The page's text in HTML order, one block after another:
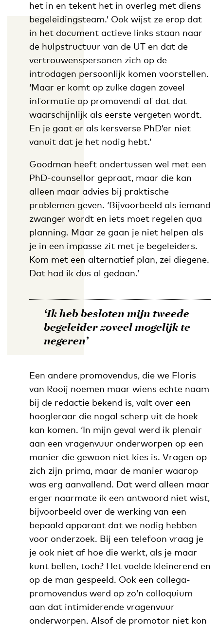
het in en tekent het in overleg met diens
begeleidingsteam.’ Ook wijst ze erop dat
in het document actieve links staan naar
de hulpstructuur van de UT en dat de
vertrouwenspersonen zich op de
introdagen persoonlijk komen voorstellen.
‘Maar er komt op zulke dagen zoveel
informatie op promovendi af dat dat
waarschijnlijk als eerste vergeten wordt.
En je gaat er als kersverse PhD’er niet
vanuit dat je het nodig hebt.’
Goodman heeft ondertussen wel met een
PhD-counsellor gepraat, maar die kan
alleen maar advies bij praktische
problemen geven. ‘Bijvoorbeeld als iemand
zwanger wordt en iets moet regelen qua
planning. Maar ze gaan je niet helpen als
je in een impasse zit met je begeleiders.
Kom met een alternatief plan, zei diegene.
Dat had ik dus al gedaan.’
‘Ik heb besloten mijn tweede
begeleider zoveel mogelijk te
negeren’
Een andere promovendus, die we Floris
van Rooij noemen maar wiens echte naam
bij de redactie bekend is, valt over een
hoogleraar die nogal scherp uit de hoek
kan komen. ‘In mijn geval werd ik plenair
aan een vragenvuur onderworpen op een
manier die gewoon niet kies is. Vragen op
zich zijn prima, maar de manier waarop
was erg aanvallend. Dat werd alleen maar
erger naarmate ik een antwoord niet wist,
bijvoorbeeld over de werking van een
bepaald apparaat dat we nodig hebben
voor onderzoek. Bij een telefoon vraag je
je ook niet af hoe die werkt, als je maar
kunt bellen, toch? Het voelde kleinerend en
op de man gespeeld. Ook een collega-
promovendus werd op zo’n colloquium
aan dat intimiderende vragenvuur
onderworpen. Alsof de promotor niet kon